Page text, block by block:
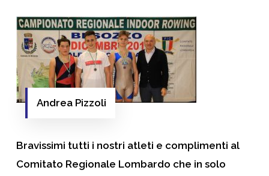
Andrea Pizzoli
Bravissimi tutti i nostri atleti e complimenti al
Comitato Regionale Lombardo che in solo